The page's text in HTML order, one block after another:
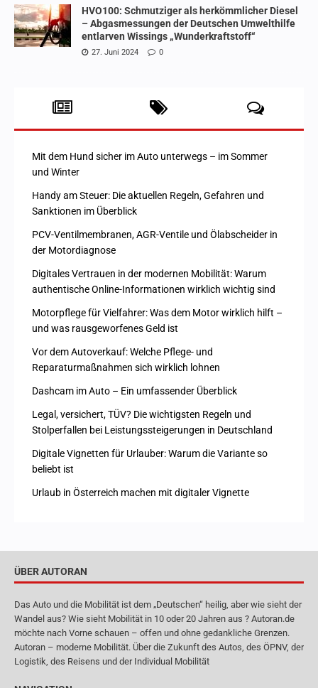
HVO100: Schmutziger als herkömmlicher Diesel
– Abgasmessungen der Deutschen Umwelthilfe
entlarven Wissings „Wunderkraftstoff“
27. Juni 2024 0
Mit dem Hund sicher im Auto unterwegs – im Sommer
und Winter
Handy am Steuer: Die aktuellen Regeln, Gefahren und
Sanktionen im Überblick
PCV-Ventilmembranen, AGR-Ventile und Ölabscheider in
der Motordiagnose
Digitales Vertrauen in der modernen Mobilität: Warum
authentische Online-Informationen wirklich wichtig sind
Motorpflege für Vielfahrer: Was dem Motor wirklich hilft –
und was rausgeworfenes Geld ist
Vor dem Autoverkauf: Welche Pflege- und
Reparaturmaßnahmen sich wirklich lohnen
Dashcam im Auto – Ein umfassender Überblick
Legal, versichert, TÜV? Die wichtigsten Regeln und
Stolperfallen bei Leistungssteigerungen in Deutschland
Digitale Vignetten für Urlauber: Warum die Variante so
beliebt ist
Urlaub in Österreich machen mit digitaler Vignette
ÜBER AUTORAN
Das Auto und die Mobilität ist dem „Deutschen“ heilig, aber wie sieht der
Wandel aus? Wie sieht Mobilität in 10 oder 20 Jahren aus ? Autoran.de
möchte nach Vorne schauen – offen und ohne gedankliche Grenzen.
Autoran – moderne Mobilität. Über die Zukunft des Autos, des ÖPNV, der
Logistik, des Reisens und der Individual Mobilität